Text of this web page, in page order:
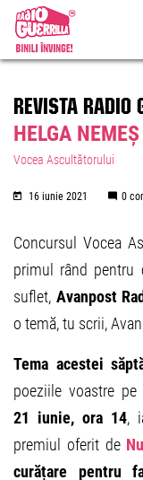
REVISTA RADIO
HELGA
Vocea Ascultătorului
16 iunie 2021 0
Concursul Vocea
primul rând
suflet, Avanpost
o temă, tu scrii,
Tema acestei
poeziile voastre pe
21 iunie, ora 14,
premiul oferit de
curățare pentru